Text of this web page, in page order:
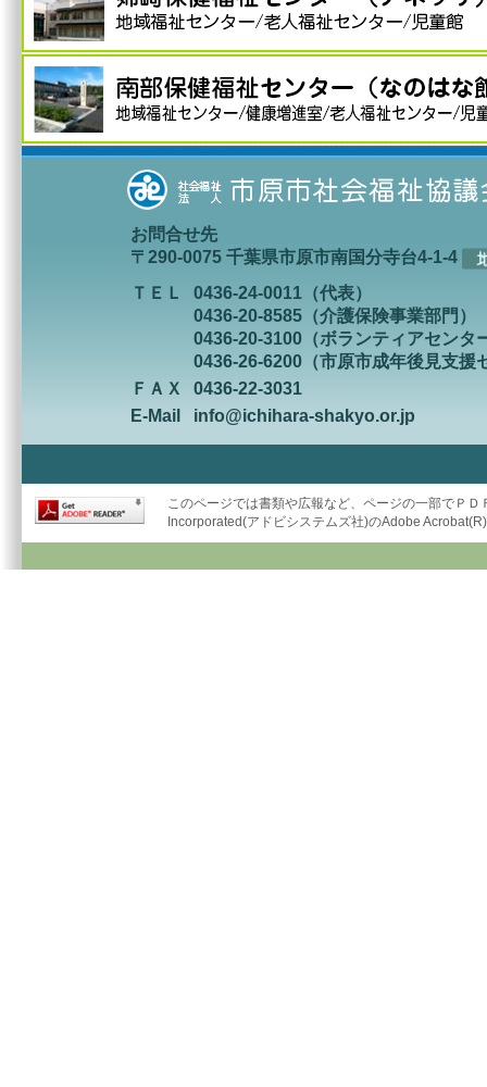
お問合せ先
〒290-0075 千葉県市原市南国分寺台4-1-4
ＴＥＬ
0436-24-0011（代表）
0436-20-8585（介護保険事業部門）
0436-20-3100（ボランティアセンタ
0436-26-6200（市原市成年後見支援
ＦＡＸ
0436-22-3031
E-Mail
info@ichihara-shakyo.or.jp
このページでは書類や広報など、ページの一部でＰ
Incorporated(アドビシステムズ社)のAdobe